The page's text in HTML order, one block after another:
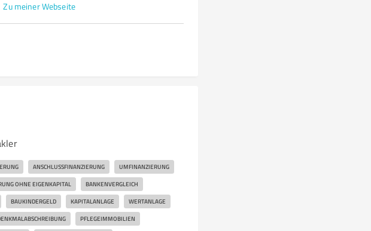
Zu meiner Webseite
ANSCHLUSSFINANZIERUNG UMFINANZIERUNG
OHNE EIGENKAPITAL BANKENVERGLEICH
BAUKINDERGELD KAPITALANLAGE WERTANLAGE
PFLEGEIMMOBILIEN